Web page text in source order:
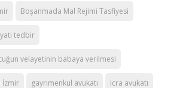
Boşanmada Mal Rejimi Tasfiyesi
tedbir
velayetinin babaya verilmesi
İzmir gayrımenkul avukatı icra avukatı